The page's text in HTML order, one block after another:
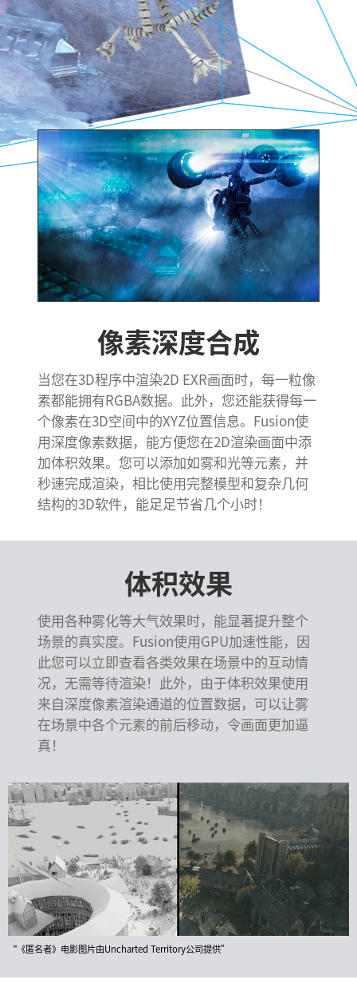
像素深度合成
当您在3D程序中渲染2D EXR画面时，每一粒像
素都能拥有RGBA数据。此外，您还能获得每一
个像素在3D空间中的XYZ位置信息。Fusion使
用深度像素数据，能方便您在2D渲染画面中添
加体积效果。您可以添加如雾和光等元素，并
秒速完成渲染，相比使用完整模型和复杂几何
结构的3D软件，能足足节省几个小时！
体积效果
使用各种雾化等大气效果时，能显著提升整个
场景的真实度。Fusion使用GPU加速性能，因
此您可以立即查看各类效果在场景中的互动情
况，无需等待渲染！此外，由于体积效果使用
来自深度像素渲染通道的位置数据，可以让雾
在场景中各个元素的前后移动，令画面更加逼
真！
“《匿名者》电影图片由Uncharted Territory公司提供”